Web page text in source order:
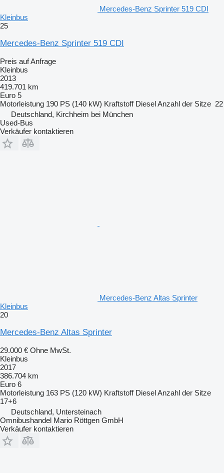
Mercedes-Benz Sprinter 519 CDI
Kleinbus
25
Mercedes-Benz Sprinter 519 CDI
Preis auf Anfrage
Kleinbus
2013
419.701 km
Euro 5
Motorleistung 190 PS (140 kW) Kraftstoff DieselAnzahl der Sitze 22
Deutschland, Kirchheim bei München
Used-Bus
Verkäufer kontaktieren
Mercedes-Benz Altas Sprinter
Kleinbus
20
Mercedes-Benz Altas Sprinter
29.000 € Ohne MwSt.
Kleinbus
2017
386.704 km
Euro 6
Motorleistung 163 PS (120 kW) Kraftstoff DieselAnzahl der Sitze
17+6
Deutschland, Untersteinach
Omnibushandel Mario Röttgen GmbH
Verkäufer kontaktieren